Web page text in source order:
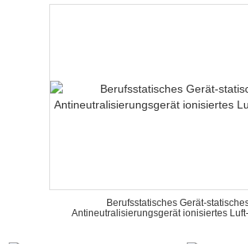
Berufsstatisches Gerät-
Antineutralisierungsgerät ionisiertes